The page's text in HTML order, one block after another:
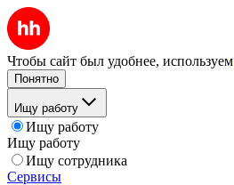
Чтобы сайт был удобнее, используем
Понятно
Ищу работу
Ищу работу
Ищу работу
Ищу сотрудника
Сервисы